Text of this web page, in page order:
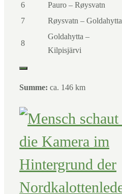
6
Pauro – Røysvatn
7
Røysvatn – Goldahytta
8
Goldahytta –
Kilpisjärvi
Summe: ca. 146 km